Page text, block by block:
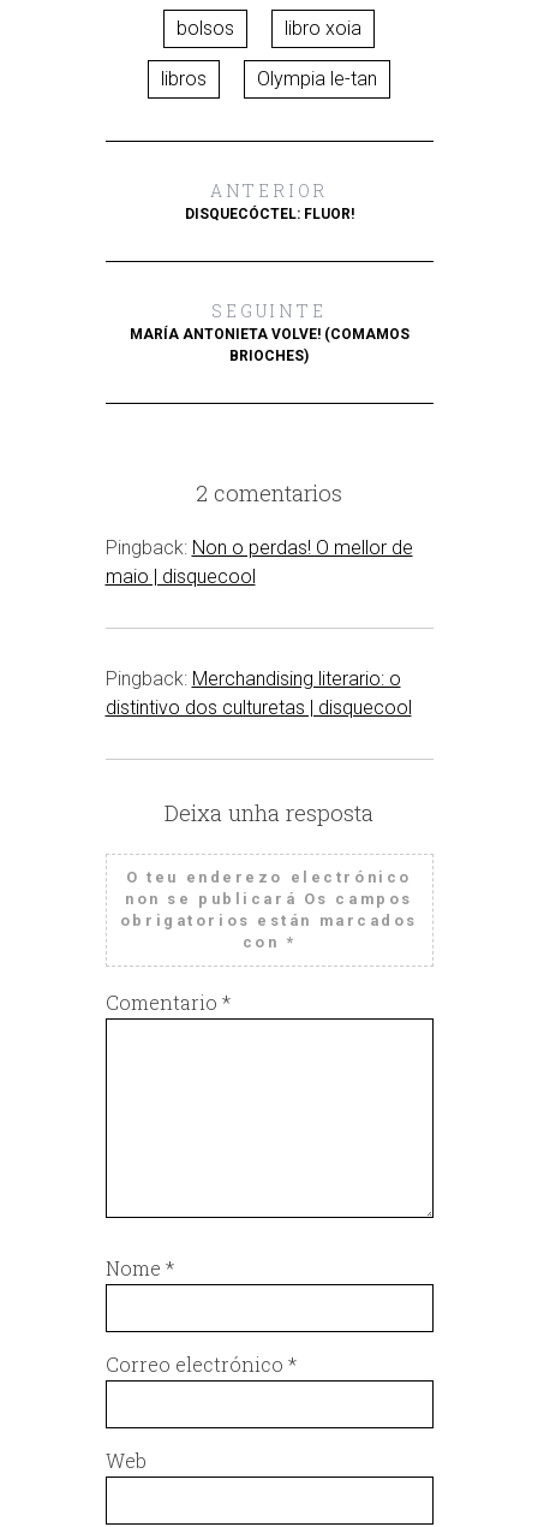
bolsos libro xoia
libros Olympia le-tan
ANTERIOR
DISQUECÓCTEL: FLUOR!
SEGUINTE
MARÍA ANTONIETA VOLVE! (COMAMOS
BRIOCHES)
2 comentarios
Pingback: Non o perdas! O mellor de
maio | disquecool
Pingback: Merchandising literario: o
distintivo dos culturetas | disquecool
Deixa unha resposta
O teu enderezo electrónico
non se publicará Os campos
obrigatorios están marcados
con *
Comentario *
Nome *
Correo electrónico *
Web